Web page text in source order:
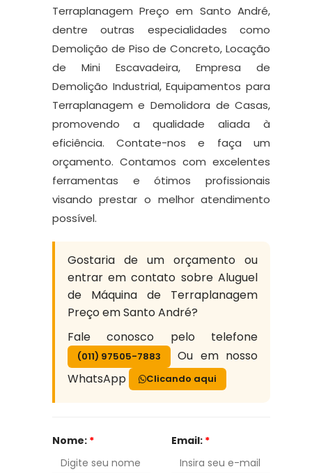
Terraplanagem Preço em Santo André,
dentre outras especialidades como
Demolição de Piso de Concreto, Locação
de Mini Escavadeira, Empresa de
Demolição Industrial, Equipamentos para
Terraplanagem e Demolidora de Casas,
promovendo a qualidade aliada à
eficiência. Contate-nos e faça um
orçamento. Contamos com excelentes
ferramentas e ótimos profissionais
visando prestar o melhor atendimento
possível.
Gostaria de um orçamento ou
entrar em contato sobre Aluguel
de Máquina de Terraplanagem
Preço em Santo André?
Fale conosco pelo telefone
(011) 97505-7883
Ou em nosso
WhatsApp
Clicando aqui
Nome: * Email: *